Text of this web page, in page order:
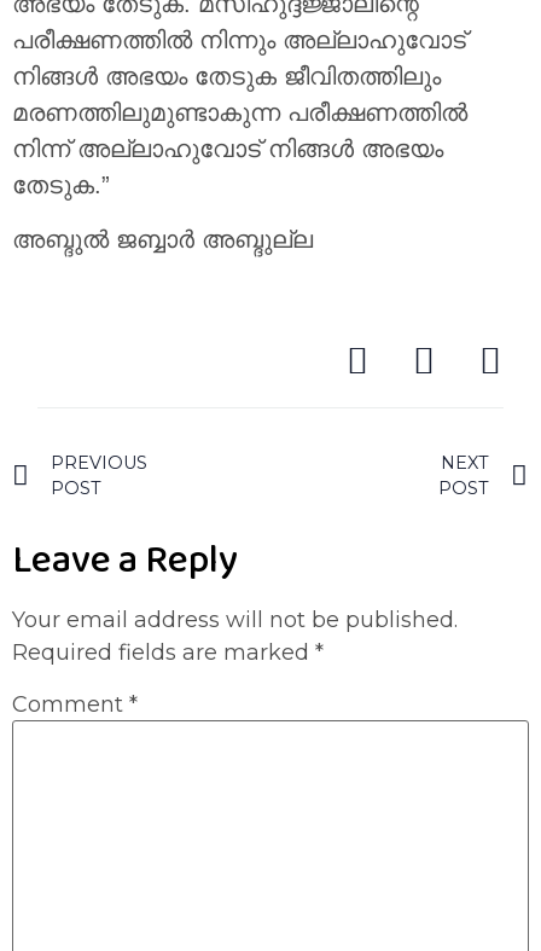
പരീക്ഷണത്തിൽ നിന്നും അല്ലാഹുവോട്
നിങ്ങൾ അഭയം തേടുക ജീവിതത്തിലും
മരണത്തിലുമുണ്ടാകുന്ന പരീക്ഷണത്തിൽ
നിന്ന് അല്ലാഹുവോട് നിങ്ങൾ അഭയം
തേടുക.”
അബ്ദുൽ ജബ്ബാർ അബ്ദുല്ല
PREVIOUS
POST
NEXT
POST
Leave a Reply
Your email address will not be published.
Required fields are marked *
Comment *